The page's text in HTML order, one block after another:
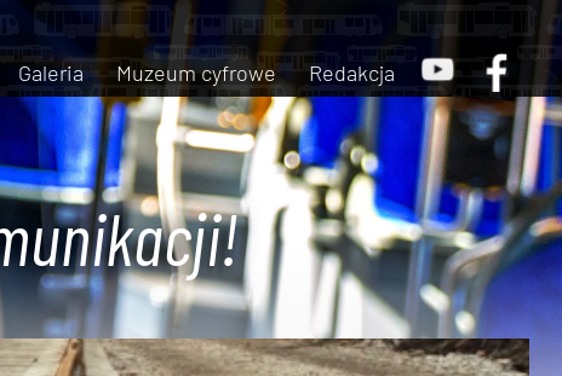
Galeria Muzeum cyfrowe Redakcja